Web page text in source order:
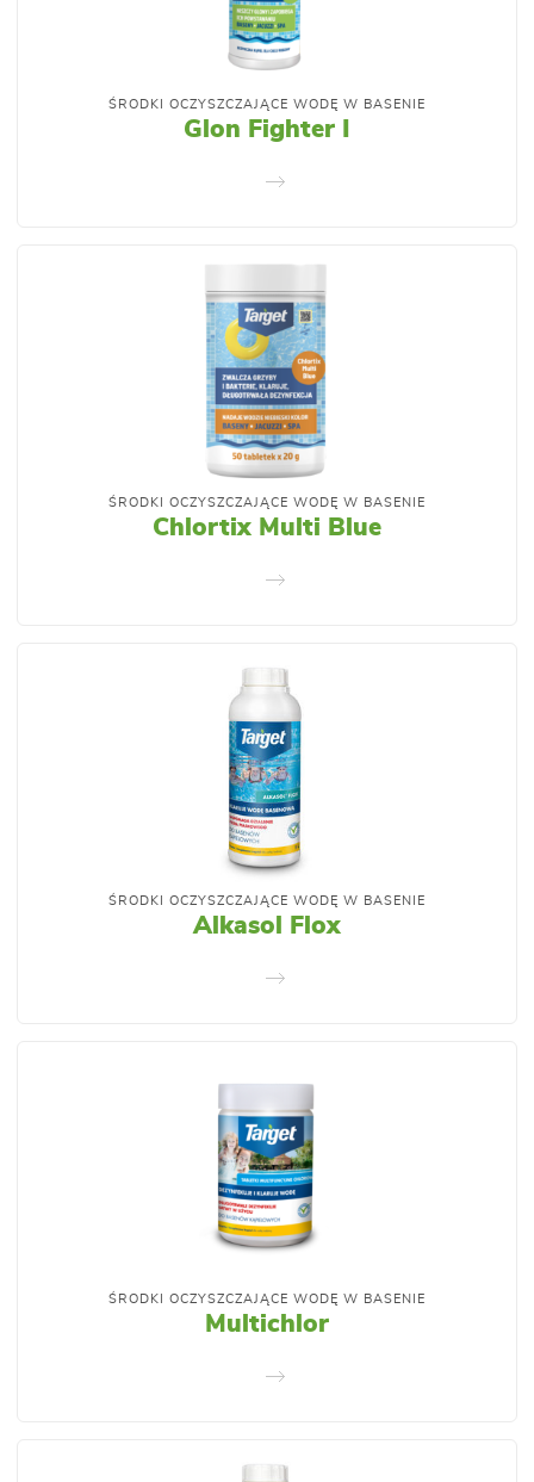
ŚRODKI OCZYSZCZAJĄCE WODĘ W BASENIE
Glon Fighter I
ŚRODKI OCZYSZCZAJĄCE WODĘ W BASENIE
Chlortix Multi Blue
ŚRODKI OCZYSZCZAJĄCE WODĘ W BASENIE
Alkasol Flox
ŚRODKI OCZYSZCZAJĄCE WODĘ W BASENIE
Multichlor